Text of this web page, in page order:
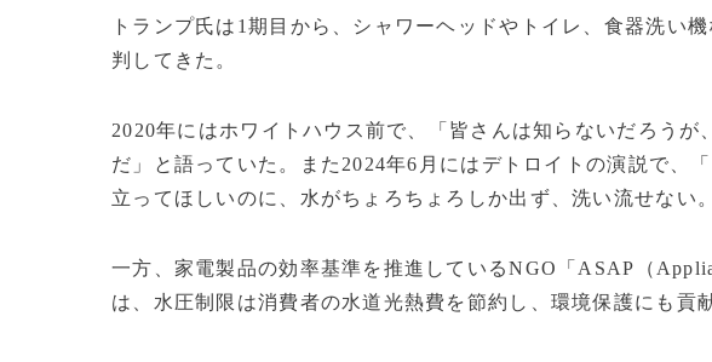
トランプ氏は1期目から、シャワーヘッドやトイレ、食器洗い
判してきた。
2020年にはホワイトハウス前で、「皆さんは知らないだろうが
だ」と語っていた。また2024年6月にはデトロイトの演説で、
立ってほしいのに、水がちょろちょろしか出ず、洗い流せない
一方、家電製品の効率基準を推進しているNGO「ASAP（
は、水圧制限は消費者の水道光熱費を節約し、環境保護にも貢